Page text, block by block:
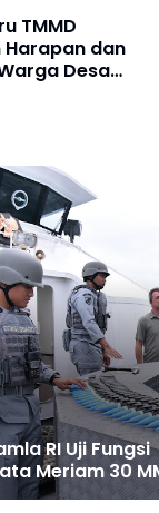
TMMD
Harapan dan
Desa
RI Uji Fungsi
Meriam 30